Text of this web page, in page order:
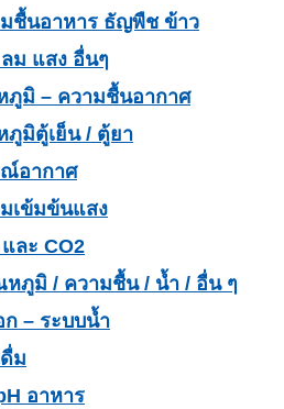
มชื้นอาหาร ธัญพืช ข้าว
ม แสง อื่นๆ
ภูมิ – ความชื้นอากาศ
ภูมิตู้เย็น / ตู้ยา
ณ์อากาศ
เข้มข้นแสง
ละ CO2
ภูมิ / ความชื้น / น้ำ / อื่น ๆ
– ระบบน้ำ
ม
อาหาร